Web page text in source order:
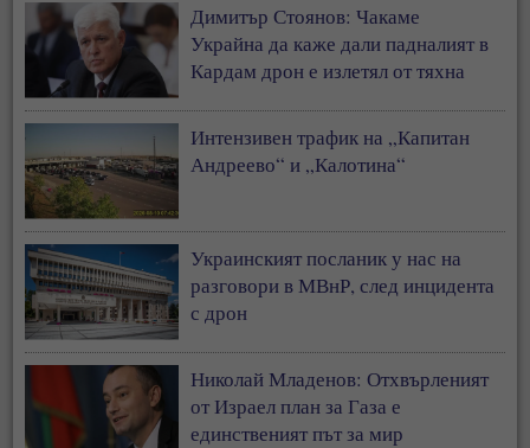
Димитър Стоянов: Чакаме
Украйна да каже дали падналият в
Кардам дрон е излетял от тяхна
Интензивен трафик на „Капитан
Андреево“ и „Калотина“
Украинският посланик у нас на
разговори в МВнР, след инцидента
с дрон
Николай Младенов: Отхвърленият
от Израел план за Газа е
единственият път за мир